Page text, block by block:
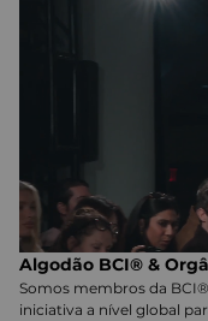
Algodão BCI® &
Somos membros da
iniciativa a nível global